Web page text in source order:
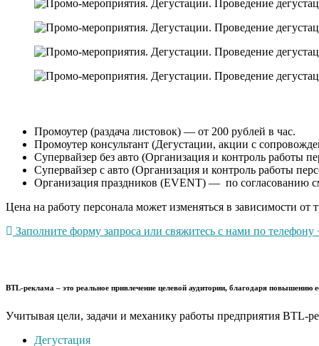
Промоутер (раздача листовок) — от 200 рублей в час.
Промоутер консультант (Дегустации, акции с
Супервайзер без авто (Организация и контроль работы
Супервайзер с авто (Организация и контроль работы
Организация праздников (EVENT) — по согласованию
Цена на работу персонала может изменяться в зависимости
Заполните форму запроса или свяжитесь с нами по
BTL-реклама – это реальное привлечение целевой аудитории, благодаря
Учитывая цели, задачи и механику работы предприятия BTL-
Дегустация